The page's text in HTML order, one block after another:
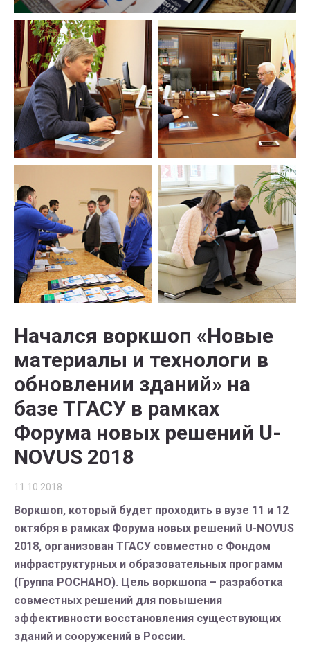
Начался воркшоп «Новые
материалы и технологи в
обновлении зданий» на
базе ТГАСУ в рамках
Форума новых решений U-
NOVUS 2018
11.10.2018
Воркшоп, который будет проходить в вузе 11 и 12
октября в рамках Форума новых решений U-NOVUS
2018, организован ТГАСУ совместно с Фондом
инфраструктурных и образовательных программ
(Группа РОСНАНО). Цель воркшопа – разработка
совместных решений для повышения
эффективности восстановления существующих
зданий и сооружений в России.